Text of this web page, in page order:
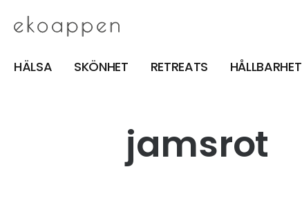
HÄLSA SKÖNHET RETREATS HÅLLBARHET
jamsrot